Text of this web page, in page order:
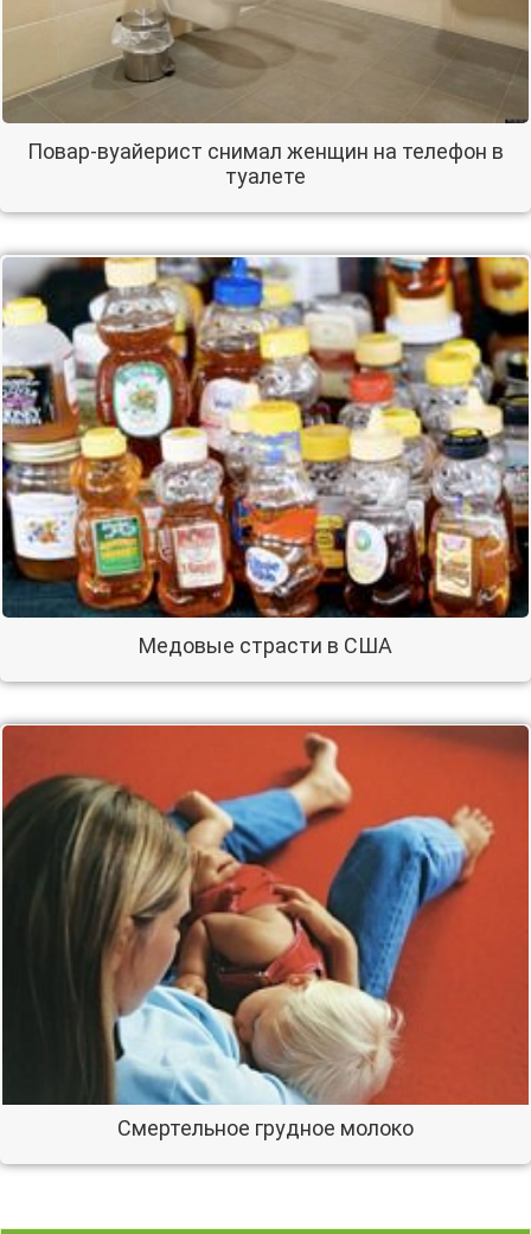
Повар-вуайерист снимал женщин на телефон в
туалете
Медовые страсти в США
Смертельное грудное молоко